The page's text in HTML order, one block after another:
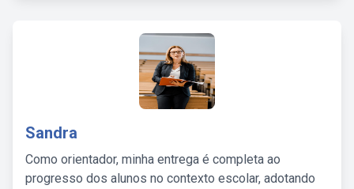
Sandra
Como orientador, minha entrega é completa ao
progresso dos alunos no contexto escolar, adotando